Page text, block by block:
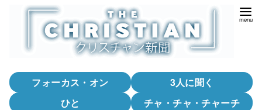
フォーカス・オン
3人に聞く
ひと
チャ・チャ・チャーチ